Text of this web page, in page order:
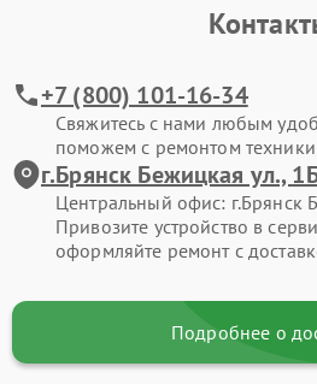
+7 (800) 101-16-34
Свяжитесь с нами любым
поможем с ремонтом
г.Брянск Бежицкая ул.,
Центральный офис: г.Брянск
Привозите устройство в
оформляйте ремонт с
Подробнее о